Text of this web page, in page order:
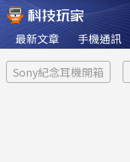
最新文章 手機通訊
Sony紀念耳機開箱